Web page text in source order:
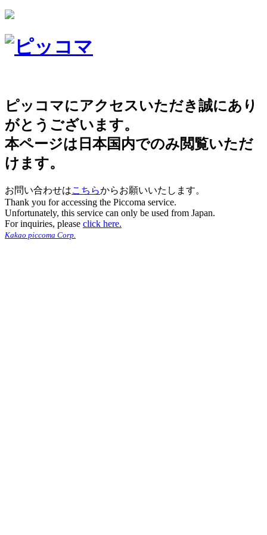
ピッコマにアクセスいただき誠にあり
がとうございます。
本ページは日本国内でのみ閲覧いただ
けます。
お問い合わせはこちらからお願いいたします。
Thank you for accessing the Piccoma service.
Unfortunately, this service can only be used from Japan.
For inquiries, please click here.
Kakao piccoma Corp.